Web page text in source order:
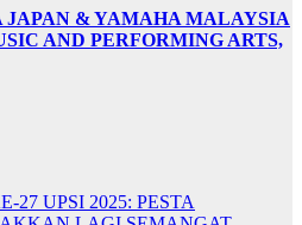
JAPAN & YAMAHA MALAYSIA
AND PERFORMING ARTS,